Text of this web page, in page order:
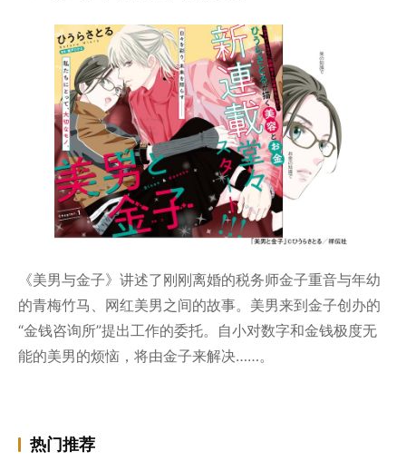
《美男与金子》讲述了刚刚离婚的税务师金子重音与年幼
的青梅竹马、网红美男之间的故事。美男来到金子创办的
“金钱咨询所”提出工作的委托。自小对数字和金钱极度无
能的美男的烦恼，将由金子来解决……。
热门推荐